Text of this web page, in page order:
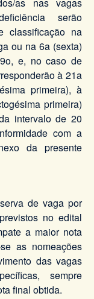
serão
classificação na
ou na 6a (sexta)
e, no caso de
à 21a
primeira), à
primeira)
intervalo de 20
com a
da presente
de vaga por
no edital
a maior nota
as nomeações
das vagas
sempre
final obtida.